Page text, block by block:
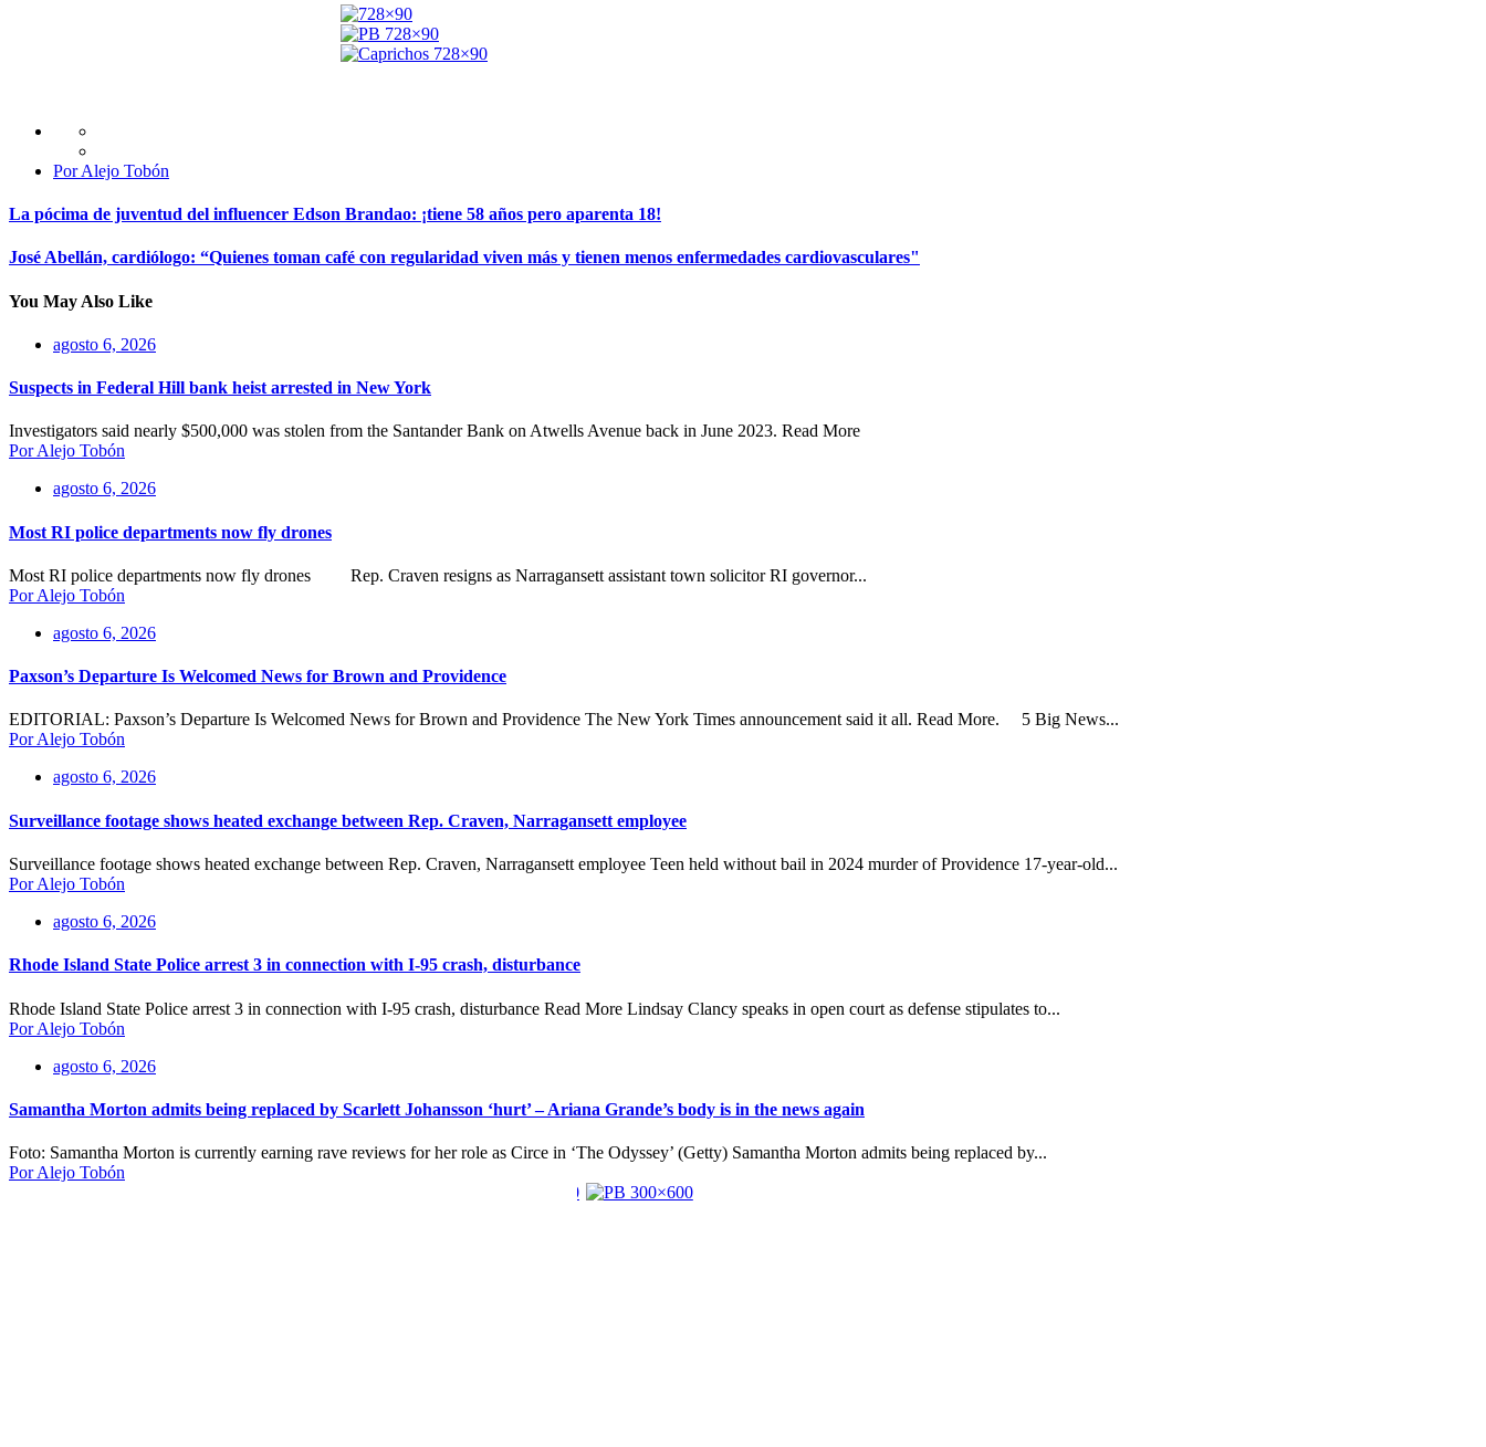
Por Alejo Tobón
La pócima de juventud del influencer Edson Brandao: ¡tiene 58 años pero aparenta 18!
José Abellán, cardiólogo: “Quienes toman café con regularidad viven más y tienen menos enfermedades cardiovasculares"
You May Also Like
agosto 6, 2026
Suspects in Federal Hill bank heist arrested in New York
Investigators said nearly $500,000 was stolen from the Santander Bank on Atwells Avenue back in June 2023. Read More
Por Alejo Tobón
agosto 6, 2026
Most RI police departments now fly drones
Most RI police departments now fly drones Rep. Craven resigns as Narragansett assistant town solicitor RI governor...
Por Alejo Tobón
agosto 6, 2026
Paxson’s Departure Is Welcomed News for Brown and Providence
EDITORIAL: Paxson’s Departure Is Welcomed News for Brown and Providence The New York Times announcement said it all. Read More. 5 Big News...
Por Alejo Tobón
agosto 6, 2026
Surveillance footage shows heated exchange between Rep. Craven, Narragansett employee
Surveillance footage shows heated exchange between Rep. Craven, Narragansett employee Teen held without bail in 2024 murder of Providence 17-year-old...
Por Alejo Tobón
agosto 6, 2026
Rhode Island State Police arrest 3 in connection with I-95 crash, disturbance
Rhode Island State Police arrest 3 in connection with I-95 crash, disturbance Read More Lindsay Clancy speaks in open court as defense stipulates to...
Por Alejo Tobón
agosto 6, 2026
Samantha Morton admits being replaced by Scarlett Johansson ‘hurt’ – Ariana Grande’s body is in the news again
Foto: Samantha Morton is currently earning rave reviews for her role as Circe in ‘The Odyssey’ (Getty) Samantha Morton admits being replaced by...
Por Alejo Tobón